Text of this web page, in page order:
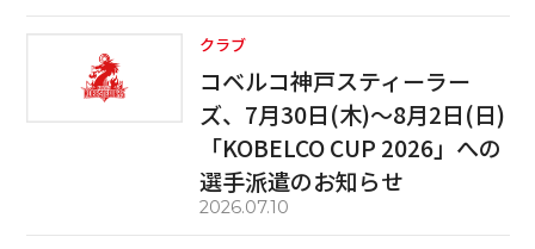
クラブ
コベルコ神戸スティーラー
ズ、7月30日(木)～8月2日(日)
「KOBELCO CUP 2026」への
選手派遣のお知らせ
2026.07.10